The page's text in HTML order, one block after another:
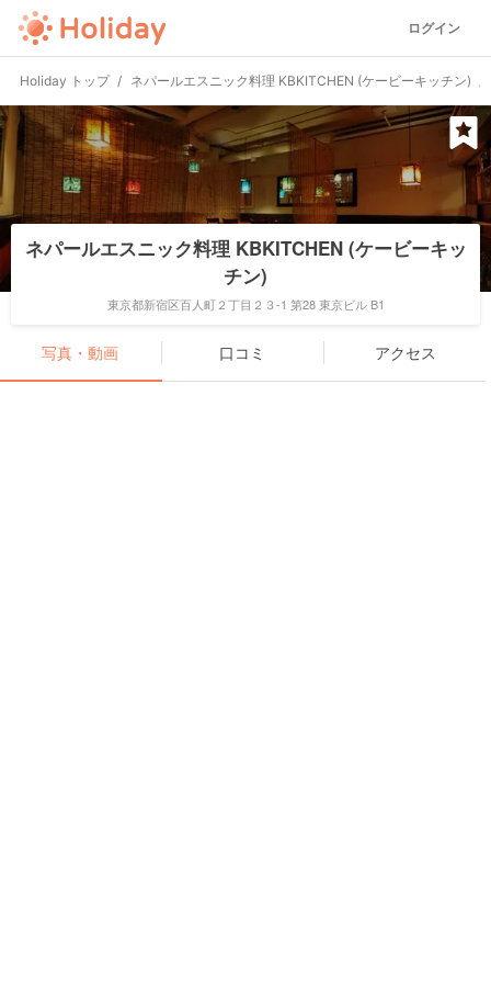
ログイン
Holiday トップ ネパールエスニック料理 KBKITCHEN (ケービーキッチン)
ネパールエスニック料理 KBKITCHEN (ケービーキッ
チン)
東京都新宿区百人町２丁目２３-1 第28 東京ビル B1
写真・動画 口コミ アクセス